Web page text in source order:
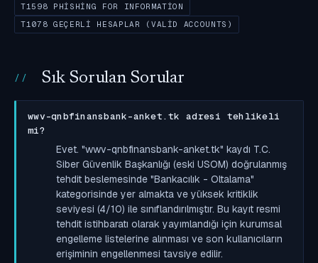
T1598 PHISHING FOR INFORMATION
T1078 GEÇERLI HESAPLAR (VALID ACCOUNTS)
Sık Sorulan Sorular
wwv-qnbfinansbank-anket.tk adresi tehlikeli
mi?
Evet. "wwv-qnbfinansbank-anket.tk" kaydı T.C.
Siber Güvenlik Başkanlığı (eski USOM) doğrulanmış
tehdit beslemesinde "Bankacılık - Oltalama"
kategorisinde yer almakta ve yüksek kritiklik
seviyesi (4/10) ile sınıflandırılmıştır. Bu kayıt resmi
tehdit istihbaratı olarak yayımlandığı için kurumsal
engelleme listelerine alınması ve son kullanıcıların
erişiminin engellenmesi tavsiye edilir.